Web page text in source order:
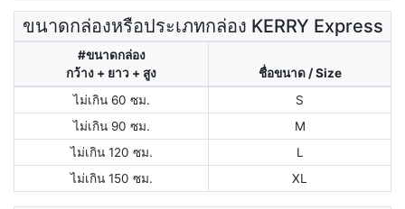
ขนาดกล่องหรือประเภทกล่อง KERRY Express
#ขนาดกล่อง
กว้าง + ยาว + สูง
ชื่อขนาด / Size
ไม่เกิน 60 ซม.
S
ไม่เกิน 90 ซม.
M
ไม่เกิน 120 ซม.
L
ไม่เกิน 150 ซม.
XL